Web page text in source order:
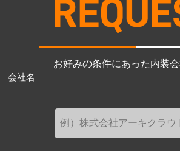
お好みの条件にあった内装
会社名